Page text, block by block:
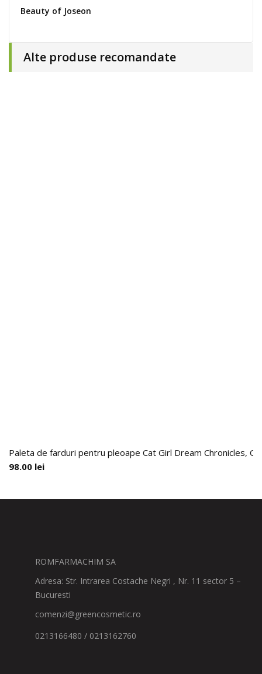
Beauty of Joseon
Alte produse recomandate
Paleta de farduri pentru pleoape Cat Girl Dream Chronicles,
98.00 lei
ROMFARMACHIM SA
Adresa: Str. Intrarea Costache Negri , Nr. 11 sector 5 –
Bucuresti
comenzi@greencosmetic.ro
0213166480 / 0213162760